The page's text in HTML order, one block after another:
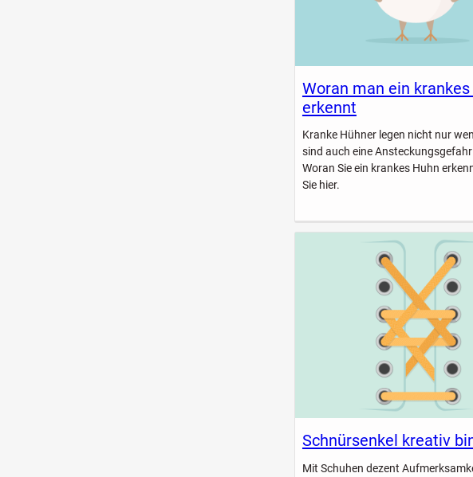
Woran man ein krankes
erkennt
Kranke Hühner legen nicht nur
sind auch eine
Woran Sie ein krankes Huhn
Sie hier.
Schnürsenkel kreativ
Mit Schuhen dezent